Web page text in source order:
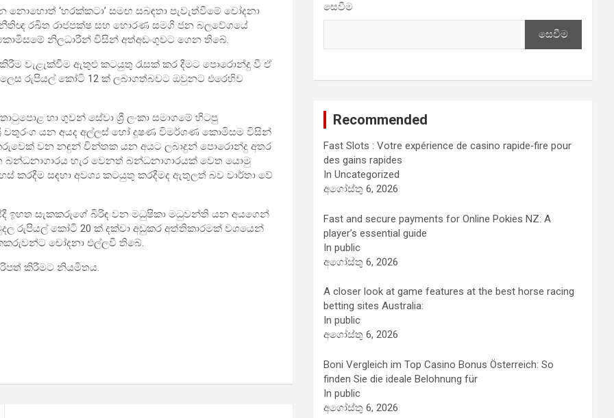
‘හරක්කටා’ සමඟ සබඳතා පැවැත්වීමේ චෝදනා
නීතිඥ රඛිත රාජපක්ෂ සහ හොරණ සමගි ජන බලවේගයේ
නිලධාරීන් විසින් අත්අඩංගුවට ගෙන තිබේ.
වැළැක්වීම ඇතුළු කටයුතු රැසක් කර දීමට පොරොන්දු වී ඒ
රුපියල් කෝටි 12 ක් ලබාගත්බවට ඔවුනට එරෙහිව
හා ගුවන් සේවා ශ්‍රී ලංකා සමාගමේ හිටපු
චතුරංග යන අයද අල්ලස් හෝ දූෂණ විමර්ශණ කොමිසම විසින්
කරුවෙක් වන නඳුන් චින්තක යන අයට ලබාදුන් පොරොන්දු අතර
හැර වෙනත් බන්ධනාගාරයක් වෙත යොමු
සඳහා අවශ්‍ය කටයුතු කරදීමද ඇතුලත් බව වාර්තා වේ
ඉහත සැකකරුගේ බිරිඳ වන මධුෂිකා මධුවන්ති යන අයගෙන්
රුපියල් කෝටි 20 ක් දක්වා අඩුකර අත්තිකාරමක් වශයෙන්
චෝදනා එල්ලවී තිබේ.
කිරීමට නියමිතය.
සෙවීම
සෙවීම
Recommended
Fast Slots : Votre expérience de casino rapide‑fire pour
des gains rapides
In Uncategorized
අගෝස්තු 6, 2026
Fast and secure payments for Online Pokies NZ: A
player’s essential guide
In public
අගෝස්තු 6, 2026
A closer look at game features at the best horse racing
betting sites Australia:
In public
අගෝස්තු 6, 2026
Boni Vergleich im Top Casino Bonus Österreich: So
finden Sie die ideale Belohnung für
In public
අගෝස්තු 6, 2026